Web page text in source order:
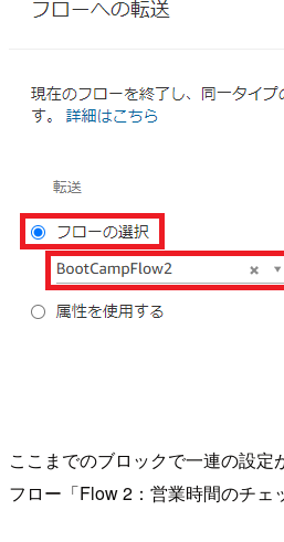
ここまでのブロックで一連の設
フロー「Flow 2：営業時間のチェ